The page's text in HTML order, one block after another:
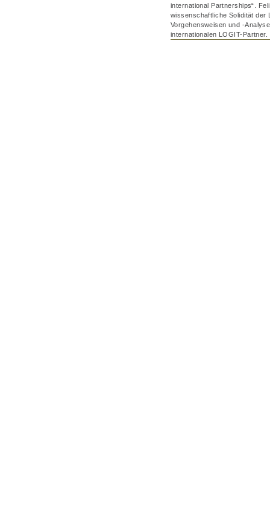
international Partnerships“.
wissenschaftliche Solidität der
Vorgehensweisen und -
internationalen LOGIT-Partner.